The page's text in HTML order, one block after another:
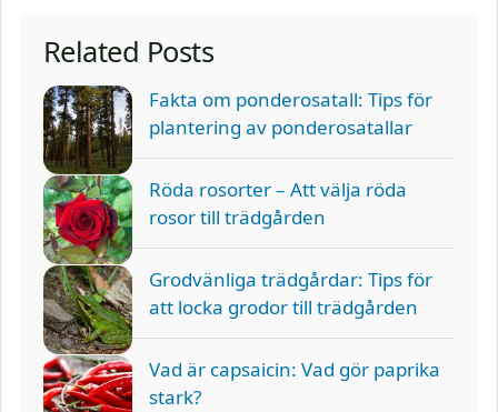
Related Posts
Fakta om ponderosatall: Tips för
plantering av ponderosatallar
Röda rosorter – Att välja röda
rosor till trädgården
Grodvänliga trädgårdar: Tips för
att locka grodor till trädgården
Vad är capsaicin: Vad gör paprika
stark?